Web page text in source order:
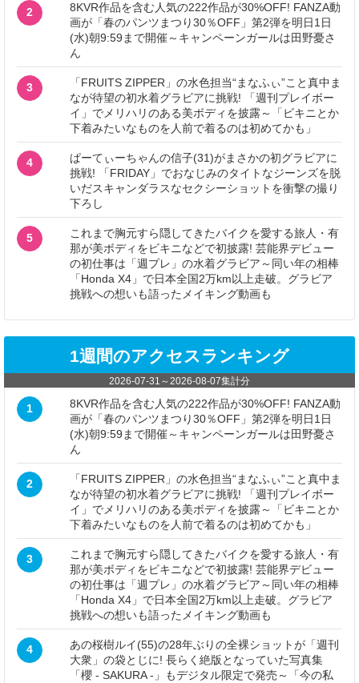
2
8KVR作品を含む人気の222作品が30%OFF! FANZA動
画が「春のパンツまつり30％OFF」第2弾を明日1日
(水)朝9:59まで開催～キャンペーンガールは田野憂さ
ん
3
「FRUITS ZIPPER」の水色担当“まなふぃ”こと真中ま
なが待望の初水着グラビアに挑戦! 「週刊プレイボー
イ」でメリハリのある美ボディを披露～「ビキニとか
下着みたいなものを人前で着るのは初めてかも」
4
ぱーてぃーちゃんの信子(31)がまさかの初グラビアに
挑戦! 「FRIDAY」でおなじみのタイトなジーンズを脱
いだスキャンダラスなセクシーショットを衝撃の撮り
下ろし
5
これまで胸元すら隠してきたバイクを愛する旅人・有
那が美ボディをビキニなどで初披露! 芸能界デビュー
の初仕事は「週プレ」の水着グラビア～同い年の相棒
「Honda X4」で日本全国2万km以上走破。グラビア
挑戦への想いも語ったメイキング動画も
1週間のアクセスランキング
2026-07-31 ～2026-08-07集計分
1
8KVR作品を含む人気の222作品が30%OFF! FANZA動
画が「春のパンツまつり30％OFF」第2弾を明日1日
(水)朝9:59まで開催～キャンペーンガールは田野憂さ
ん
2
「FRUITS ZIPPER」の水色担当“まなふぃ”こと真中ま
なが待望の初水着グラビアに挑戦! 「週刊プレイボー
イ」でメリハリのある美ボディを披露～「ビキニとか
下着みたいなものを人前で着るのは初めてかも」
3
これまで胸元すら隠してきたバイクを愛する旅人・有
那が美ボディをビキニなどで初披露! 芸能界デビュー
の初仕事は「週プレ」の水着グラビア～同い年の相棒
「Honda X4」で日本全国2万km以上走破。グラビア
挑戦への想いも語ったメイキング動画も
4
あの桜樹ルイ(55)の28年ぶりの全裸ショットが「週刊
大衆」の袋とじに! 長らく絶版となっていた写真集
「櫻 - SAKURA -」もデジタル限定で発売～「今の私